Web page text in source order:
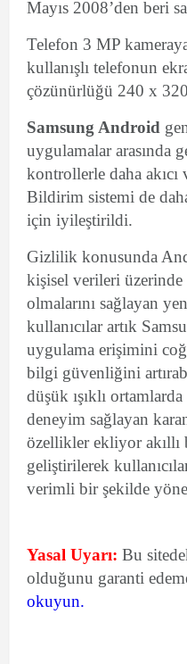
Mayıs 2008’den beri
Telefon 3 MP
kullanışlı telefonun
çözünürlüğü 240 x
Samsung Android
uygulamalar arasında
kontrollerle daha akıcı
Bildirim sistemi de
için iyileştirildi.
Gizlilik konusunda
kişisel verileri
olmalarını sağlayan
kullanıcılar artık
uygulama erişimini
bilgi güvenliğini
düşük ışıklı
deneyim sağlayan
özellikler ekliyor
geliştirilerek
verimli bir şekilde
Yasal Uyarı: Bu
olduğunu garanti
okuyun.